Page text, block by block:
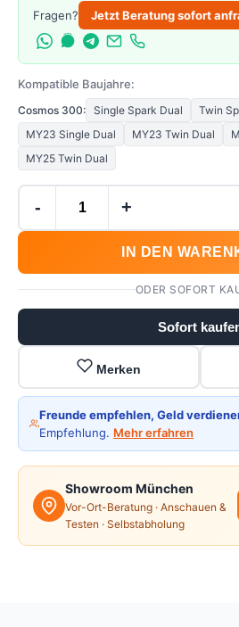
Fragen?
Jetzt Beratung sofort
Kompatible Baujahre:
Cosmos 300: Single Spark Dual
Twin
MY23 Single Dual
MY23 Twin Dual
MY25 Twin Dual
- +
IN DEN
ODER SOFORT
Sofort
Merken
Freunde empfehlen, Geld
Empfehlung. Mehr erfahren
Showroom München
Vor-Ort-Beratung · Anschauen &
Testen · Selbstabholung